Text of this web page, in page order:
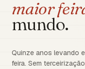
maior
mundo.
Quinze anos levando
feira. Sem